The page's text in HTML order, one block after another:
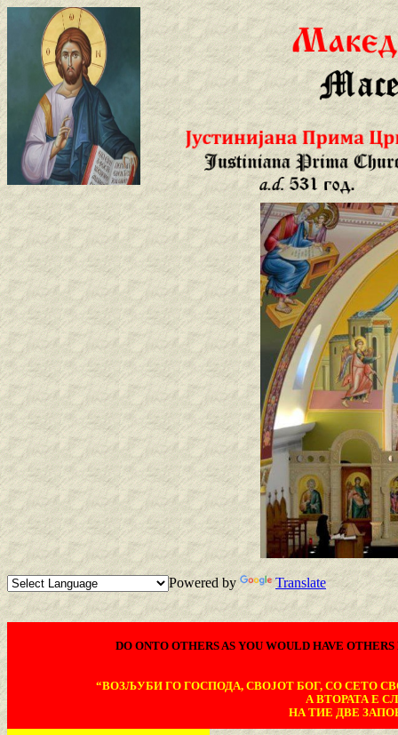
Powered by Translate
DO ONTO OTHERS AS YOU WOULD HAVE
“ВОЗЉУБИ ГО ГОСПОДА, СВОЈОТ БОГ, СО СЕТО
А ВТОРАТА Е
НА ТИЕ ДВЕ